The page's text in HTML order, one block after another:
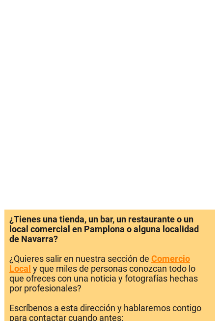
¿Tienes una tienda, un bar, un restaurante o un
local comercial en Pamplona o alguna localidad
de Navarra?
¿Quieres salir en nuestra sección de Comercio
Local y que miles de personas conozcan todo lo
que ofreces con una noticia y fotografías hechas
por profesionales?
Escríbenos a esta dirección y hablaremos contigo
para contactar cuando antes: